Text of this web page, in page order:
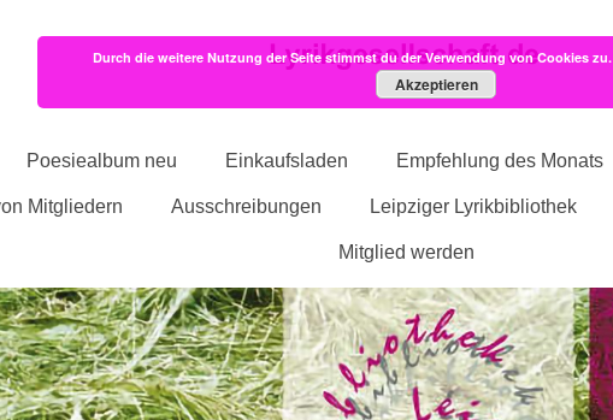
Poesiealbum neu Einkaufsladen Empfehlung des Monats
Mitgliedern Ausschreibungen Leipziger Lyrikbibliothek
Mitglied werden
Durch die weitere Nutzung der Seite stimmst du der Verwendung von Cookies zu.
Akzeptieren